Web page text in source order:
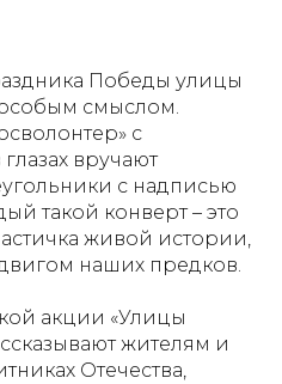
Победы улицы
смыслом.
с
вручают
с надписью
такой конверт – это
живой истории,
наших предков.
акции «Улицы
жителям и
Отечества,